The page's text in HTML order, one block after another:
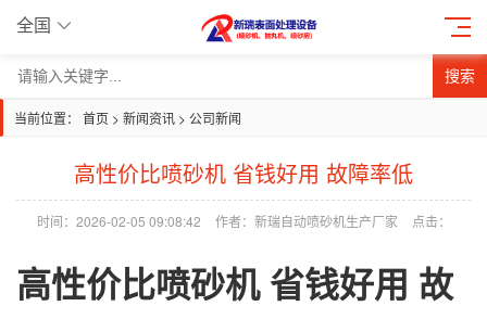
全国
搜索
当前位置： 首页 > 新闻资讯 > 公司新闻
高性价比喷砂机 省钱好用 故障率低
时间：2026-02-05 09:08:42 作者：新瑞自动喷砂机生产厂家 点击：
高性价比喷砂机省钱好用 故